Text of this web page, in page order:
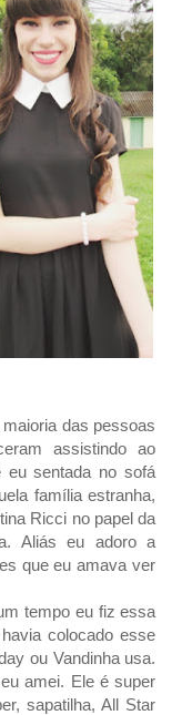
das pessoas
assistindo ao
eu sentada no sofá
família estranha,
Ricci no papel da
Aliás eu adoro a
que eu amava ver
tempo eu fiz essa
colocado esse
ou Vandinha usa.
amei. Ele é super
sapatilha, All Star